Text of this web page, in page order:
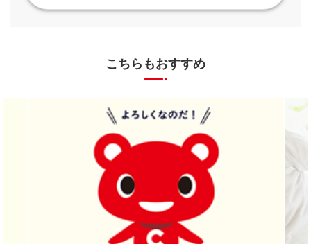
こちらもおすすめ